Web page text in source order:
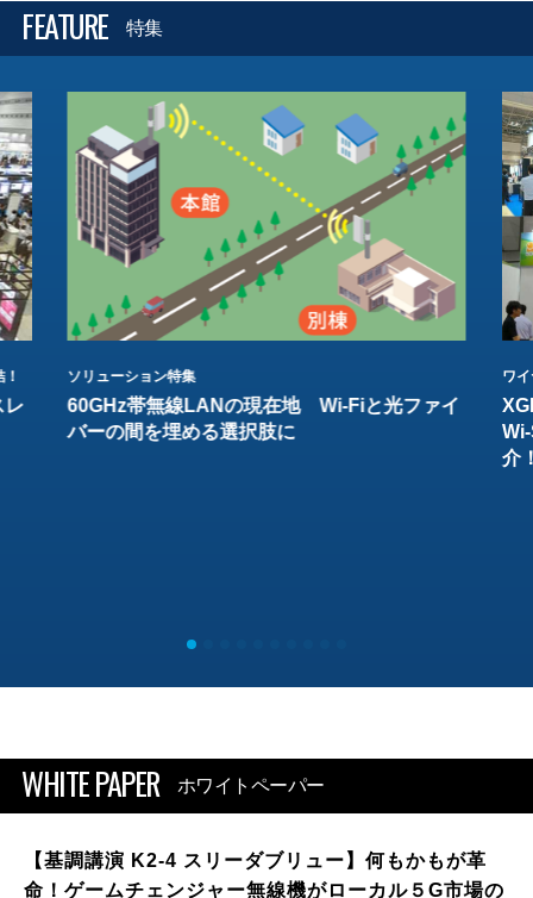
FEATURE 特集
レ
ソリューション特集
60GHz帯無線LANの現在地 Wi-Fiと光ファイ
バーの間を埋める選択肢に
ワ
介
WHITE PAPER ホワイトペーパー
【基調講演 K2-4 スリーダブリュー】何もかもが革
命！ゲームチェンジャー無線機がローカル５G市場の